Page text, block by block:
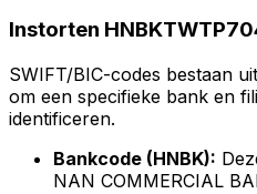
Instorten
SWIFT/BIC-codes bestaan
om een specifieke bank en
identificeren.
Bankcode (HNBK):
NAN COMMERCIAL